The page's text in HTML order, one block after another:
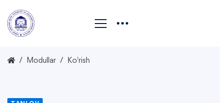
Modullar Ko'rish